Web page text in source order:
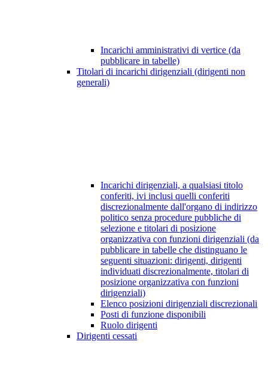
Incarichi amministrativi di vertice (da
pubblicare in tabelle)
Titolari di incarichi dirigenziali (dirigenti non
generali)
Incarichi dirigenziali, a qualsiasi titolo
conferiti, ivi inclusi quelli conferiti
discrezionalmente dall'organo di indirizzo
politico senza procedure pubbliche di
selezione e titolari di posizione
organizzativa con funzioni dirigenziali (da
pubblicare in tabelle che distinguano le
seguenti situazioni: dirigenti, dirigenti
individuati discrezionalmente, titolari di
posizione organizzativa con funzioni
dirigenziali)
Elenco posizioni dirigenziali discrezionali
Posti di funzione disponibili
Ruolo dirigenti
Dirigenti cessati